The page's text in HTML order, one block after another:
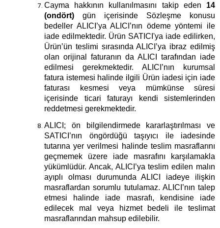
Cayma hakkının kullanılmasını takip eden 14
(ondört) gün içerisinde Sözleşme konusu
bedeller ALICI’ya ALICI’nın ödeme yöntemi ile
iade edilmektedir. Ürün SATICI'ya iade edilirken,
Ürün’ün teslimi sırasında ALICI’ya ibraz edilmiş
olan orijinal faturanın da ALICI tarafından iade
edilmesi gerekmektedir. ALICI’nın kurumsal
fatura istemesi halinde ilgili Ürün iadesi için iade
faturası kesmesi veya mümkünse süresi
içerisinde ticari faturayı kendi sistemlerinden
reddetmesi gerekmektedir.
ALICI; ön bilgilendirmede kararlaştırılması ve
SATICI’nın öngördüğü taşıyıcı ile iadesinde
tutarına yer verilmesi halinde teslim masraflarını
geçmemek üzere iade masrafını karşılamakla
yükümlüdür. Ancak, ALICI’ya teslim edilen malın
ayıplı olması durumunda ALICI iadeye ilişkin
masraflardan sorumlu tutulamaz. ALICI’nın talep
etmesi halinde iade masrafı, kendisine iade
edilecek mal veya hizmet bedeli ile teslimat
masraflarından mahsup edilebilir.